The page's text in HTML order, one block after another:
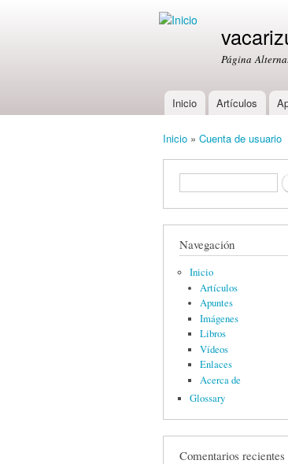
Página
Main menu
Inicio Artículos
Inicio » Cuenta de usuario
Formulario de búsqueda
Navegación
Inicio
Artículos
Apuntes
Imágenes
Libros
Vídeos
Enlaces
Acerca de
Glossary
Comentarios recientes